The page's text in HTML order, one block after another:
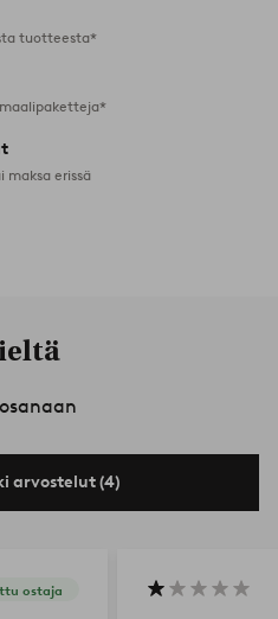
tuotteesta*
maksa erissä
arvostelut (4)
ostaja